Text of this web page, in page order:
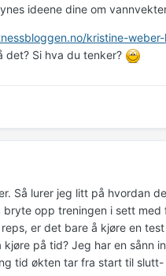
ideene dine om
kristine-
det? Si hva du tenker?
Så lurer jeg litt på hvordan
opp treningen i sett
er det bare å kjøre en
på tid? Jeg har en sånn
tid økten tar fra start til